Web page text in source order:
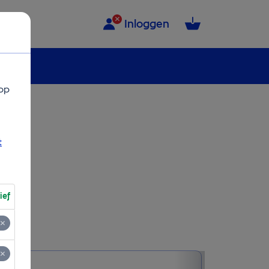
Inloggen